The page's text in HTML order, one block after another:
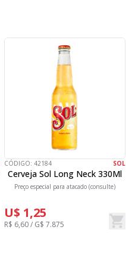
CÓDIGO: 42184 SOL
Cerveja Sol Long Neck 330Ml
Preço especial para atacado (consulte)
U$ 1,25
R$ 6,60 / G$ 7.875